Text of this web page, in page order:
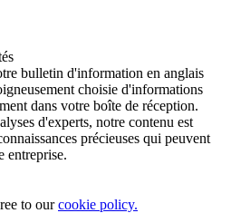
bulletin d'information en anglais
choisie d'informations
dans votre boîte de réception.
d'experts, notre contenu est
précieuses qui peuvent
entreprise.
to ourcookie policy.